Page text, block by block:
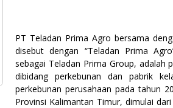
PT Teladan Prima Agro bersama
disebut dengan “Teladan Prima
sebagai Teladan Prima Group, adalah
dibidang perkebunan dan pabrik
perkebunan perusahaan pada tahun
Provinsi Kalimantan Timur, dimulai